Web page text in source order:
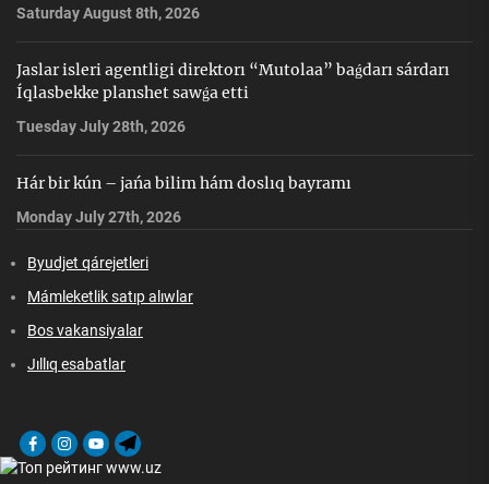
Saturday August 8th, 2026
Jaslar isleri agentligi direktorı “Mutolaa” baǵdarı sárdarı
Íqlasbekke planshet sawǵa etti
Tuesday July 28th, 2026
Hár bir kún – jańa bilim hám doslıq bayramı
Monday July 27th, 2026
Byudjet qárejetleri
Mámleketlik satıp alıwlar
Bos vakansiyalar
Jıllıq esabatlar
FacebookInstagram
YoutubeTelegram